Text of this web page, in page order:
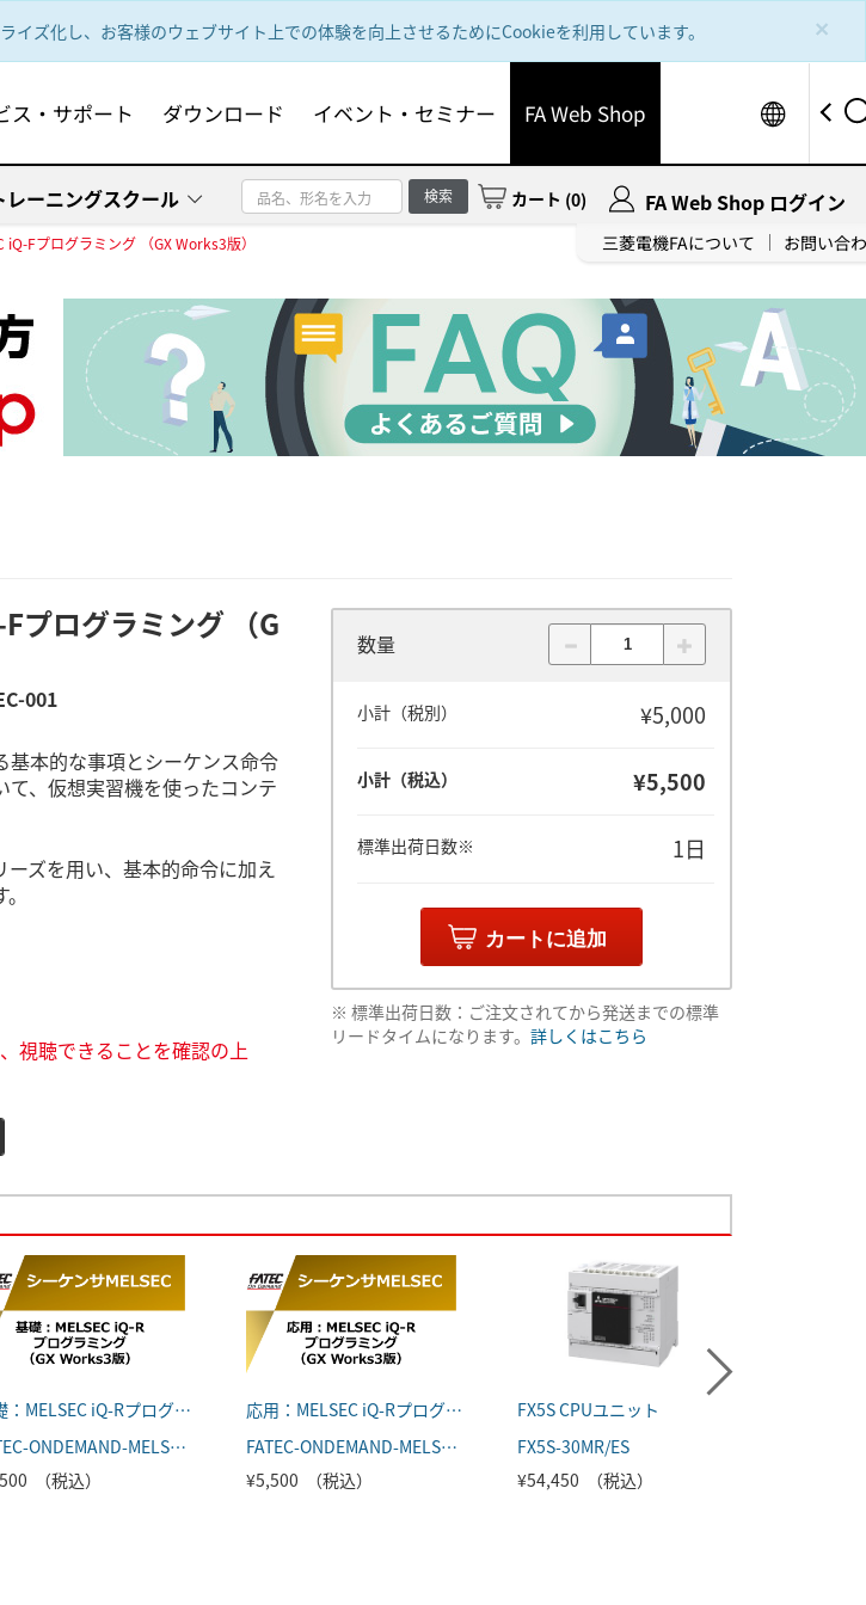
×
ズ化し、お客様のウェブサイト上での体験を向上させるためにCookieを利用しています。
ス・サポート ダウンロード イベント・セミナー FA Web Shop
三菱電機FAについて お問い合
レーニングスクール 検索 カート (0) FA Web Shop ログイン
iQ-Fプログラミング （GX Works3版）
プログラミング （G
001
基本的な事項とシーケンス命令
、仮想実習機を使ったコンテ
ズを用い、基本的命令に加え
視聴できることを確認の上
数量
小計（税別） ¥5,000
小計（税込） ¥5,500
標準出荷日数※ 1日
カートに追加
※ 標準出荷日数：ご注文されてから発送までの標準
リードタイムになります。 詳しくはこちら
基礎：MELSEC iQ-Rプログラミング （GX Works3版）
FATEC-ONDEMAND-MELSEC-002
（税込）
応用：MELSEC iQ-Rプログラミング （GX Works3版）
FATEC-ONDEMAND-MELSEC-003
¥5,500 （税込）
FX5S CPUユニット
FX5S-30MR/ES
¥54,450 （税込）